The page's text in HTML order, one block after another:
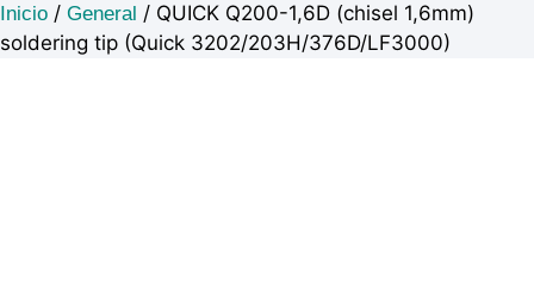
Inicio / General / QUICK Q200-1,6D (chisel 1,6mm)
soldering tip (Quick 3202/203H/376D/LF3000)